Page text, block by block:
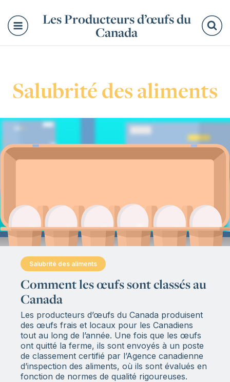
Les Producteurs d’œufs du
Canada
Salubrité des aliments
Salubrité des aliments
:
Comment les œufs sont classés au
Canada
Les producteurs d’œufs du Canada produisent
des œufs frais et locaux pour les Canadiens
tout au long de l’année. Une fois que les œufs
ont quitté la ferme, ils sont envoyés à un poste
de classement certifié par l’Agence canadienne
d’inspection des aliments, où ils sont évalués en
fonction de normes de qualité rigoureuses.